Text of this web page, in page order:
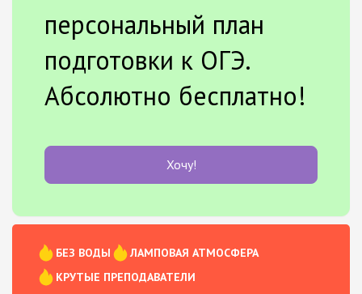
персональный план
подготовки к ОГЭ.
Абсолютно бесплатно!
Хочу!
БЕЗ ВОДЫ
ЛАМПОВАЯ АТМОСФЕРА
КРУТЫЕ ПРЕПОДАВАТЕЛИ